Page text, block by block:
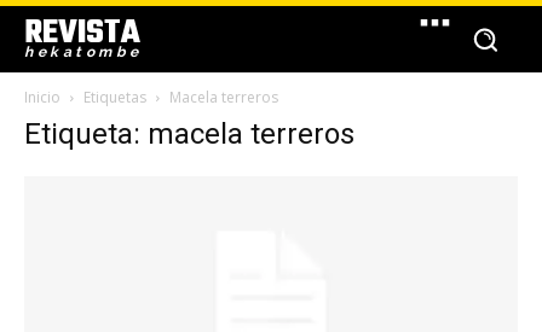
REVISTA
hekatombe
Inicio Etiquetas Macela terreros
Etiqueta: macela terreros